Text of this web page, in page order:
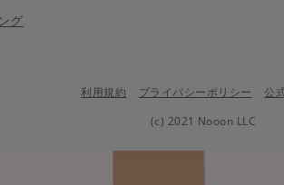
グ
利用規約 プライバシーポリシー
公
(c) 2021 Nooon LLC